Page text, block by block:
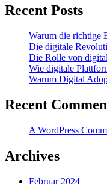
Recent Posts
Warum die richtige
Die digitale
Die Rolle von
Wie digitale
Warum Digital
Recent
A WordPress
Archives
Februar 2024